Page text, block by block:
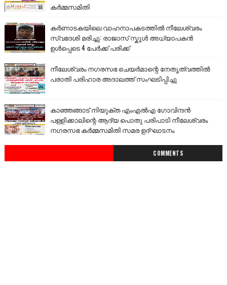
കർമ്മസമിതി
കർണാടകയിലെ വാഹനാപകടത്തിൽ നീലേശ്വരം
സ്വദേശി മരിച്ചു: രാജാസ് സ്കൂൾ അധ്യാപകൻ
ഉൾപ്പെടെ 4 പേർക്ക് പരിക്ക്
നീലേശ്വരം നഗരസഭ ചെയർമാന്റെ നേതൃത്വത്തിൽ
പരാതി പരിഹാര അദാലത്ത് സംഘടിപ്പിച്ചു
കാഞ്ഞങ്ങാട് നിയുക്ത എംഎൽഎ ഗോവിന്ദൻ
പള്ളിക്കാലിന്റെ ആദ്യ പൊതു പരിപാടി നീലേശ്വരം
നഗരസഭ കർമ്മസമിതി സമര ഉദ്ഘാടനം
COMMENTS